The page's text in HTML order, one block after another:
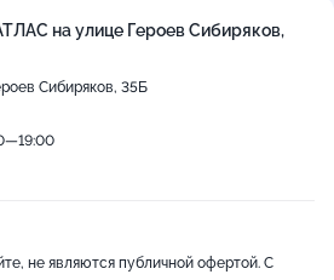
на улице Героев Сибиряков,
Сибиряков, 35Б
не являются публичной офертой. С